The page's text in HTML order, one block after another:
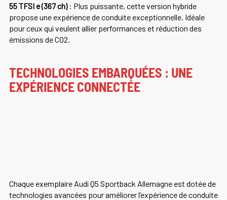
55 TFSI e (367 ch): Plus puissante, cette version hybride
propose une expérience de conduite exceptionnelle. Idéale
pour ceux qui veulent allier performances et réduction des
émissions de CO2.
TECHNOLOGIES EMBARQUÉES : UNE
EXPÉRIENCE CONNECTÉE
Chaque exemplaire Audi Q5 Sportback Allemagne est dotée de
technologies avancées pour améliorer l’expérience de conduite